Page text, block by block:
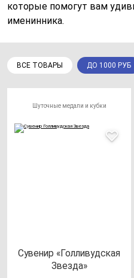
которые помогут вам
именинника.
ВСЕ ТОВАРЫ ДО 1000 РУБ
Шуточные медали и кубки
Суве­нир «Гол­ли­вуд­ская
Звез­да»